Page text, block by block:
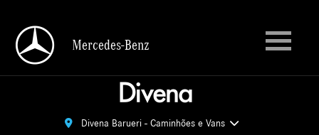
Mercedes-Benz
Divena Barueri - Caminhões e Vans
Mercedes-Benz
Divena Barueri - Caminhões e Vans